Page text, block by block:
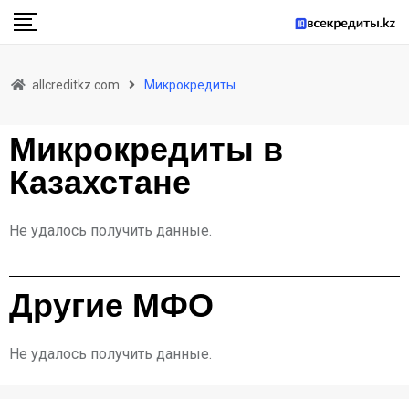
allcreditkz.com Микрокредиты
Микрокредиты в
Казахстане
Не удалось получить данные.
Другие МФО
Не удалось получить данные.